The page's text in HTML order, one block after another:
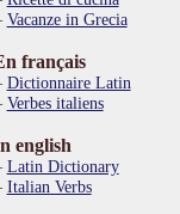
Vacanze in Grecia
français
Dictionnaire Latin
Verbes italiens
english
Latin Dictionary
Italian Verbs